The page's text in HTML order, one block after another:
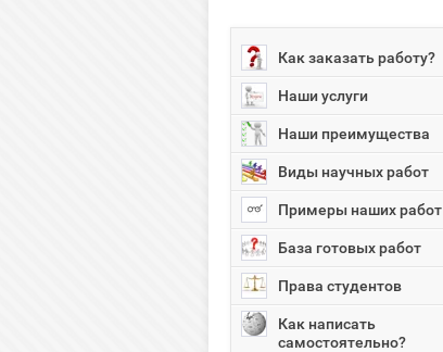
Как заказать работу?
Наши услуги
Наши преимущества
Виды научных работ
Примеры наших работ
База готовых работ
Права студентов
Как написать
самостоятельно?